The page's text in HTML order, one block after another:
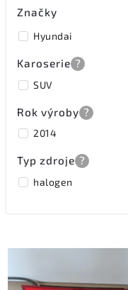
Značky
Hyundai
Karoserie ?
SUV
Rok výroby ?
2014
Typ zdroje ?
halogen